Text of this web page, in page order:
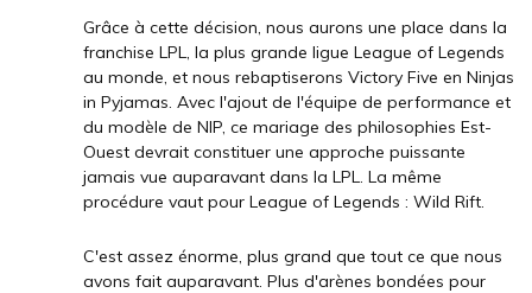
Grâce à cette décision, nous aurons une place dans la
franchise LPL, la plus grande ligue League of Legends
au monde, et nous rebaptiserons Victory Five en Ninjas
in Pyjamas. Avec l'ajout de l'équipe de performance et
du modèle de NIP, ce mariage des philosophies Est-
Ouest devrait constituer une approche puissante
jamais vue auparavant dans la LPL. La même
procédure vaut pour League of Legends : Wild Rift.
C'est assez énorme, plus grand que tout ce que nous
avons fait auparavant. Plus d'arènes bondées pour